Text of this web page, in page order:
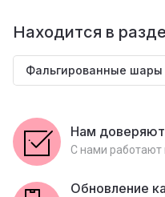
Находится в
Фальгированные шары
Нам доверяют
С нами работают
Обновление